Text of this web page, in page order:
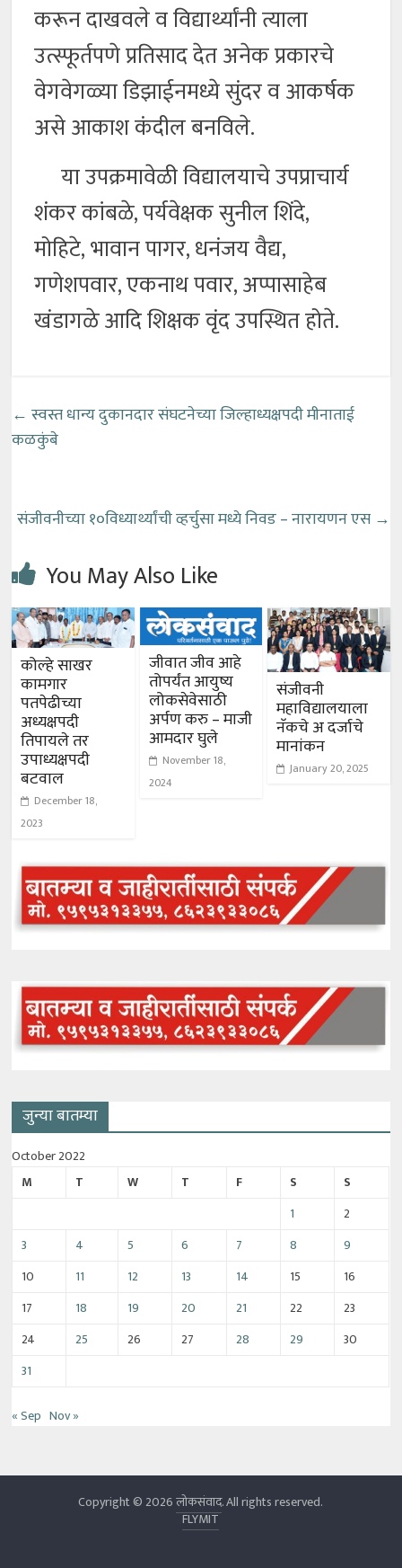
करून दाखवले व विद्यार्थ्यांनी त्याला
उत्स्फूर्तपणे प्रतिसाद देत अनेक प्रकारचे
वेगवेगळ्या डिझाईनमध्ये सुंदर व आकर्षक
असे आकाश कंदील बनविले.
या उपक्रमावेळी विद्यालयाचे उपप्राचार्य
शंकर कांबळे, पर्यवेक्षक सुनील शिंदे,
मोहिटे, भावान पागर, धनंजय वैद्य,
गणेशपवार, एकनाथ पवार, अप्पासाहेब
खंडागळे आदि शिक्षक वृंद उपस्थित होते.
← स्वस्त धान्य दुकानदार संघटनेच्या जिल्हाध्यक्षपदी मीनाताई
कळकुंबे
संजीवनीच्या १०विध्यार्थ्यांची व्हर्चुसा मध्ये निवड – नारायणन एस →
You May Also Like
कोल्हे साखर
कामगार
पतपेढीच्या
अध्यक्षपदी
तिपायले तर
उपाध्यक्षपदी
बटवाल
December 18,
2023
जीवात जीव आहे
तोपर्यंत आयुष्य
लोकसेवेसाठी
अर्पण करु – माजी
आमदार घुले
November 18,
2024
संजीवनी
महाविद्यालयाला
नॅकचे अ दर्जाचे
मानांकन
January 20, 2025
जुन्या बातम्या
October 2022
M
T W T F S
S
1
2
3
4 5 6 7 8
9
10
11 12 13 14 15
16
17
18 19 20 21 22
23
24
25 26 27 28 29
30
31
« Sep Nov »
Copyright © 2026लोकसंवाद. All rights reserved.
FLYMIT